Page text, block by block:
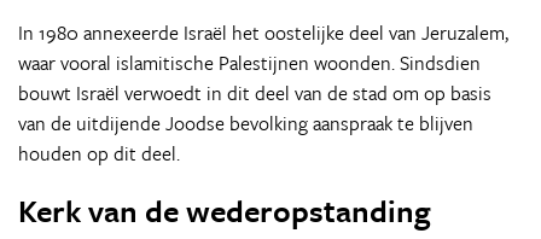
In 1980 annexeerde Israël het oostelijke deel van Jeruzalem,
waar vooral islamitische Palestijnen woonden. Sindsdien
bouwt Israël verwoedt in dit deel van de stad om op basis
van de uitdijende Joodse bevolking aanspraak te blijven
houden op dit deel.
Kerk van de wederopstanding